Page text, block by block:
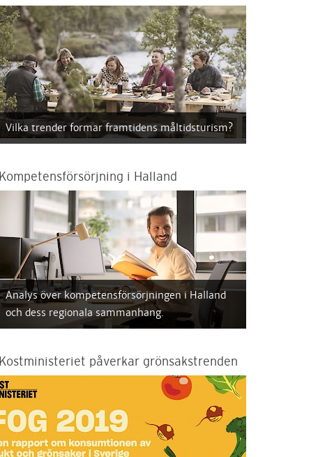
Vilka trender formar framtidens måltidsturism?
Kompetensförsörjning i Halland
Analys över kompetensförsörjningen i Halland
och dess regionala sammanhang.
Kostministeriet påverkar grönsakstrenden